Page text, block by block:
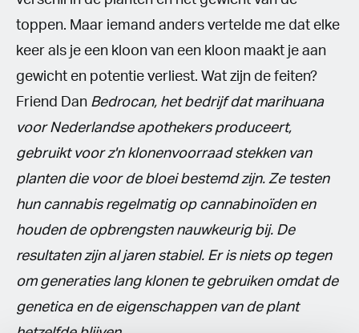
toppen. Maar iemand anders vertelde me dat elke
keer als je een kloon van een kloon maakt je aan
gewicht en potentie verliest. Wat zijn de feiten?
Friend Dan Bedrocan, het bedrijf dat marihuana
voor Nederlandse apothekers produceert,
gebruikt voor z'n klonenvoorraad stekken van
planten die voor de bloei bestemd zijn. Ze testen
hun cannabis regelmatig op cannabinoïden en
houden de opbrengsten nauwkeurig bij. De
resultaten zijn al jaren stabiel. Er is niets op tegen
om generaties lang klonen te gebruiken omdat de
genetica en de eigenschappen van de plant